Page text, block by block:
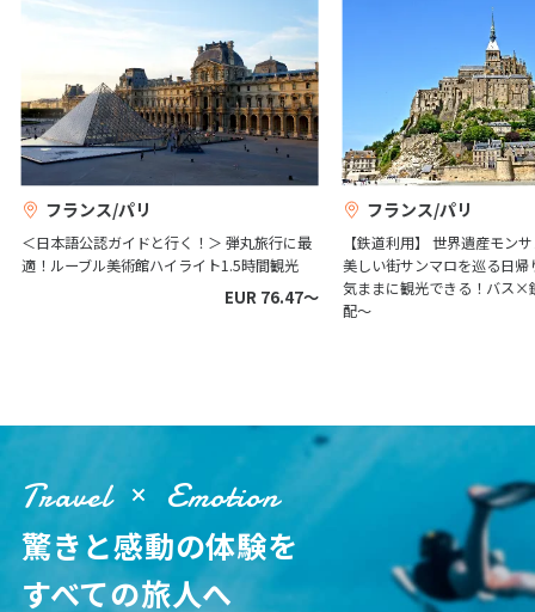
フランス/パリ
＜日本語公認ガイドと行く！＞ 弾丸旅行に最
適！ルーブル美術館ハイライト1.5時間観光
EUR 76.47〜
フランス/パリ
【鉄道利用】 世界遺産モン
美しい街サンマロを巡る日帰
気ままに観光できる！バス×
配～
Travel Emotion
驚きと感動の体験を
すべての旅人へ